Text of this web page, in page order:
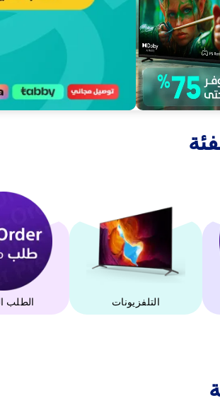
التلفزيونات الطلب